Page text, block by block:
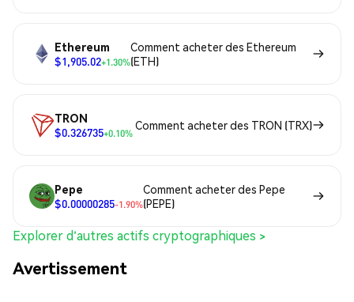
Ethereum
$1,905.02+1.30%
Comment acheter des Ethereum
(ETH)
TRON
$0.326735+0.10%
Comment acheter des TRON (TRX)
Pepe
$0.00000285-1.90%
Comment acheter des Pepe
(PEPE)
Explorer d'autres actifs cryptographiques >
Avertissement